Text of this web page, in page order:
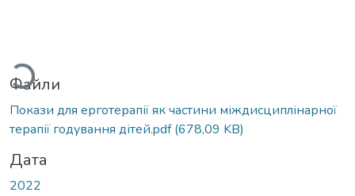
Файли
Покази для ерготерапії як частини міждисциплінарної
терапії годування дітей.pdf(678,09 KB)
Дата
2022